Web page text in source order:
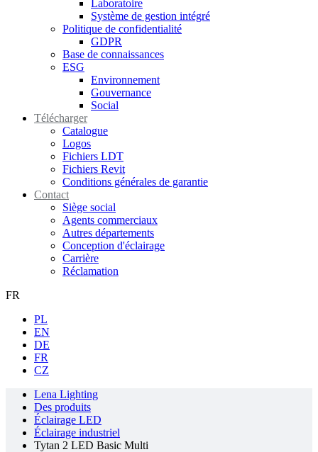
Laboratoire
Système de gestion intégré
Politique de confidentialité
GDPR
Base de connaissances
ESG
Environnement
Gouvernance
Social
Télécharger
Catalogue
Logos
Fichiers LDT
Fichiers Revit
Conditions générales de garantie
Contact
Siège social
Agents commerciaux
Autres départements
Conception d'éclairage
Carrière
Réclamation
FR
PL
EN
DE
FR
CZ
Lena Lighting
Des produits
Éclairage LED
Éclairage industriel
Tytan 2 LED Basic Multi